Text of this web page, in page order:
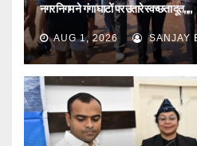
नगर निगम ने गंगा घाटों पर उतारे स्वच्छता दूत,,,,
AUG 1, 2026 SANJAY